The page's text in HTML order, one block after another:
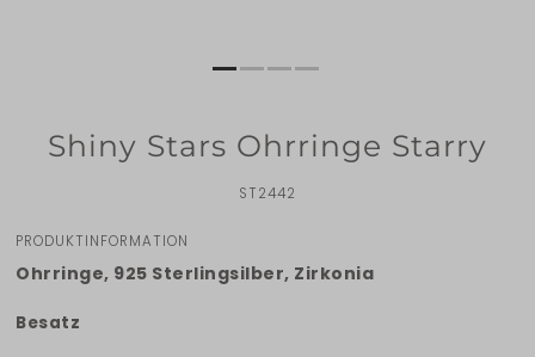
Shiny Stars Ohrringe Starry
ST2442
PRODUKTINFORMATION
Ohrringe, 925 Sterlingsilber, Zirkonia
Besatz